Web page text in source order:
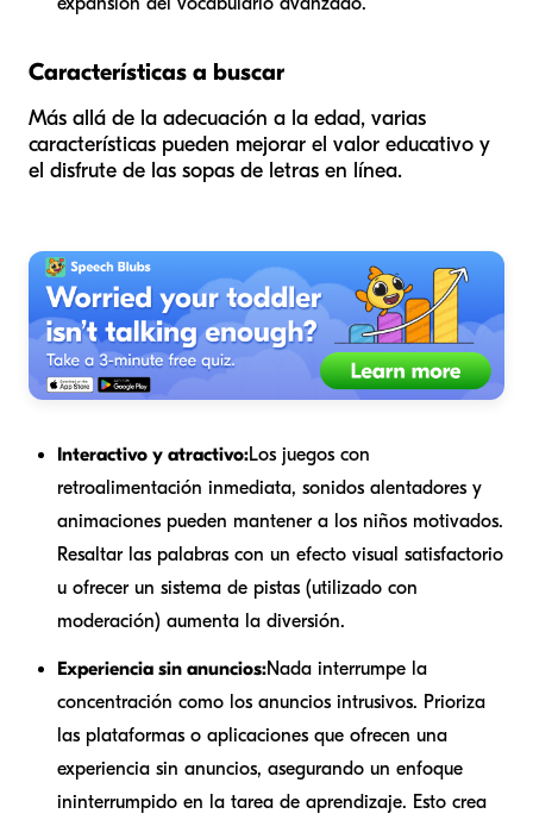
Características a buscar
Más allá de la adecuación a la edad, varias
características pueden mejorar el valor educativo y
el disfrute de las sopas de letras en línea.
Interactivo y atractivo:Los juegos con
retroalimentación inmediata, sonidos alentadores y
animaciones pueden mantener a los niños motivados.
Resaltar las palabras con un efecto visual satisfactorio
u ofrecer un sistema de pistas (utilizado con
moderación) aumenta la diversión.
Experiencia sin anuncios:Nada interrumpe la
concentración como los anuncios intrusivos. Prioriza
las plataformas o aplicaciones que ofrecen una
experiencia sin anuncios, asegurando un enfoque
ininterrumpido en la tarea de aprendizaje. Esto crea